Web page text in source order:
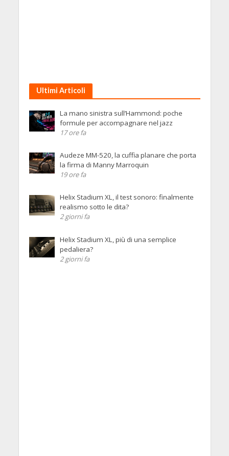
Ultimi Articoli
La mano sinistra sull’Hammond: poche
formule per accompagnare nel jazz
17 ore fa
Audeze MM-520, la cuffia planare che porta
la firma di Manny Marroquin
19 ore fa
Helix Stadium XL, il test sonoro: finalmente
realismo sotto le dita?
2 giorni fa
Helix Stadium XL, più di una semplice
pedaliera?
2 giorni fa